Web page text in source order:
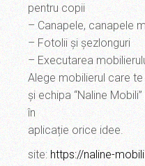
pentru copii
– Canapele, canapele
– Fotolii și șezlonguri
– Executarea
Alege mobilierul care
și echipa “Naline
în
aplicație orice idee.
site:https://naline-